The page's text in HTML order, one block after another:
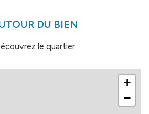
DU BIEN
le quartier
+
−